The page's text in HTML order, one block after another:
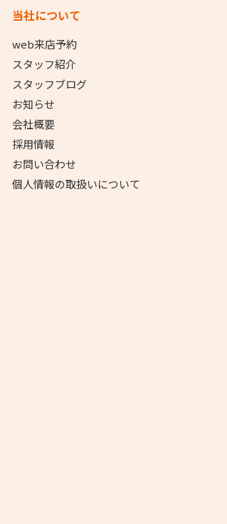
当社について
web来店予約
スタッフ紹介
スタッフブログ
お知らせ
会社概要
採用情報
お問い合わせ
個人情報の取扱いについて